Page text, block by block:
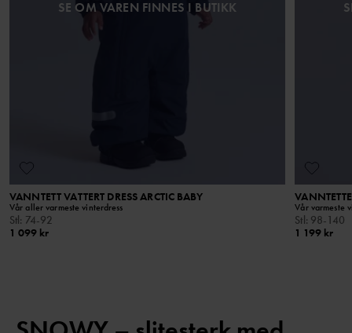
SE OM VAREN FINNES I BUTIKK
VANNTETT VATTERT DRESS ARCTIC BABY
Vår aller varmeste vinterdress
Stl: 74-92
1 099 kr
Vår varmeste
Stl: 98-140
1 199 kr